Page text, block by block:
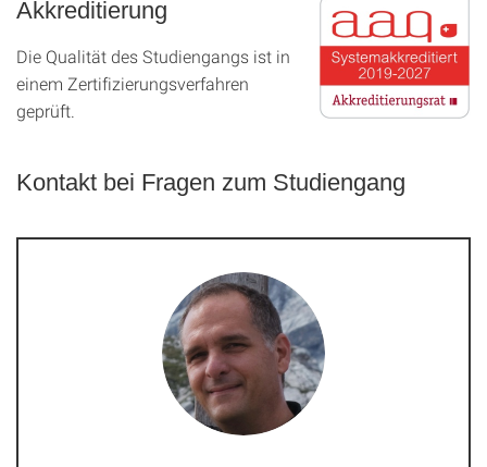
Akkreditierung
Die Qualität des Studien­gangs ist in
einem Zer­ti­fizier­ungs­ver­fahren
geprüft.
Kontakt bei Fragen zum Studiengang